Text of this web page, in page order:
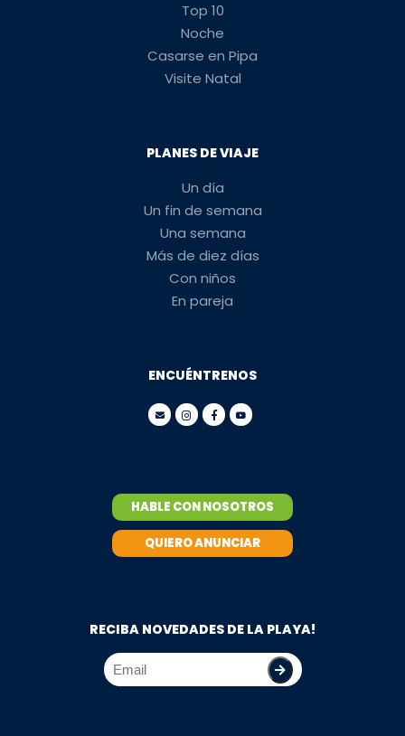
Top 10
Noche
Casarse en Pipa
Visite Natal
PLANES DE VIAJE
Un día
Un fin de semana
Una semana
Más de diez días
Con niños
En pareja
ENCUÉNTRENOS
HABLE CON NOSOTROS
QUIERO ANUNCIAR
RECIBA NOVEDADES DE LA PLAYA!